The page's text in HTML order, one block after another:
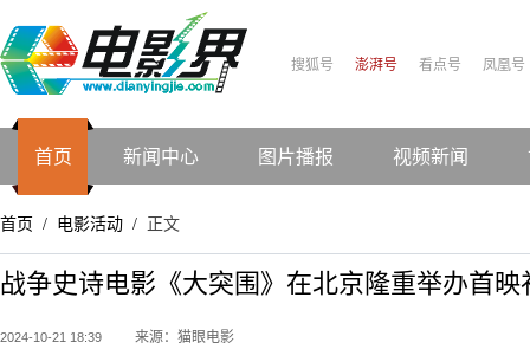
搜狐号 澎湃号 看点号 凤凰号
首页 新闻中心 图片播报 视频新闻
首页 / 电影活动 / 正文
战争史诗电影《大突围》在北京隆重举办首
2024-10-21 18:39 来源：猫眼电影